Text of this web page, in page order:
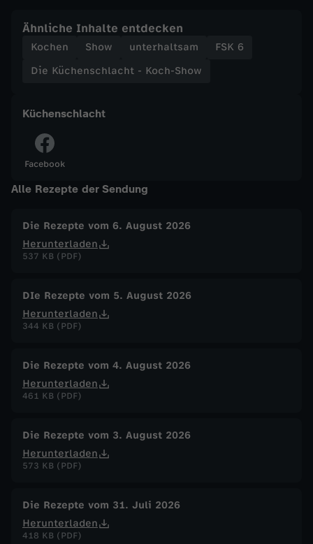
H
ä
h
n
c
h
e
l
b
r
i
Ähnliche Inhalte entdecken
Kochen Show unterhaltsam
FSK 6
Die Küchenschlacht - Koch-Show
Küchenschlacht
Facebook
Alle Rezepte der Sendung
Die Rezepte vom 6. August 2026
Herunterladen
537 KB (PDF)
DIe Rezepte vom 5. August 2026
Herunterladen
344 KB (PDF)
Die Rezepte vom 4. August 2026
Herunterladen
461 KB (PDF)
Die Rezepte vom 3. August 2026
Herunterladen
573 KB (PDF)
Die Rezepte vom 31. Juli 2026
Herunterladen
418 KB (PDF)